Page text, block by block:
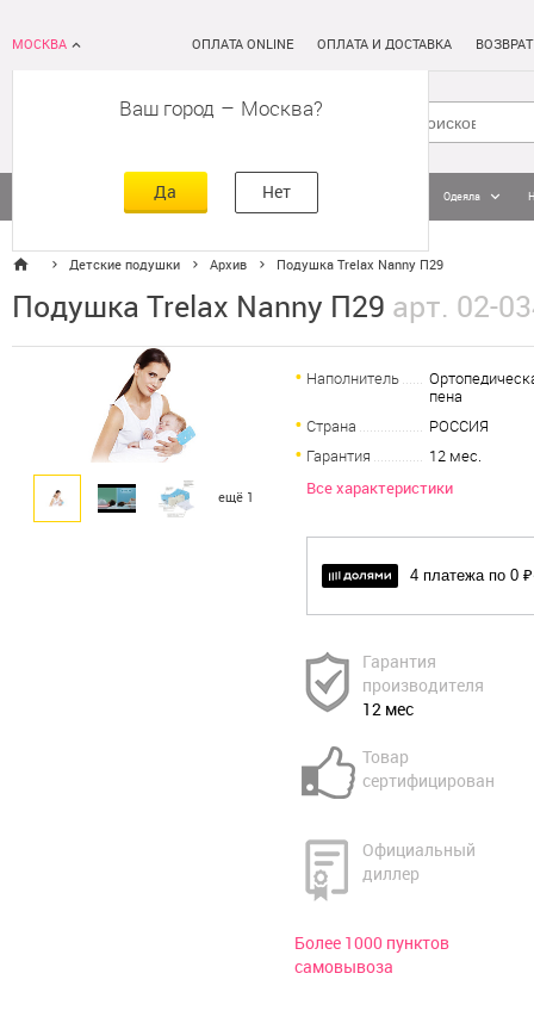
МОСКВА
Ваш город – Москва
Да Нет
ОПЛАТА ONLINE ОПЛАТА И ДОСТАВКА
Кровати Постельное белье Одеяла
Детские подушки Архив Подушка Trelax Nanny П29
Подушка Trelax Nanny П29 арт. 02-
ещё 1
Наполнитель
пена
Страна
РОССИЯ
Гарантия
12 мес.
Все характеристики
4 платежа по 0 ₽
Гарантия
производителя
12 мес
Товар
сертифицирован
Официальный
диллер
Более 1000 пунктов
самовывоза